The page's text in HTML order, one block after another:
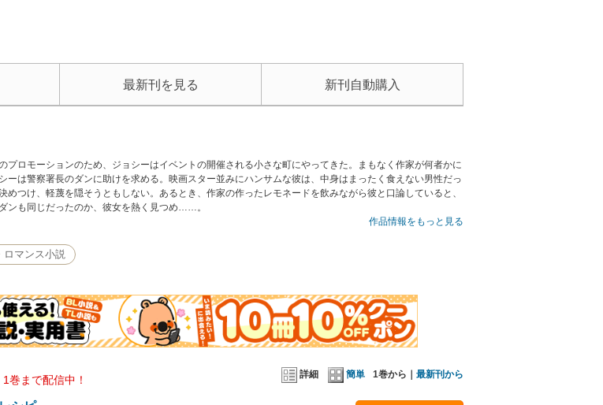
最新刊を見る 新刊自動購入
プロモーションのため、ジョシーはイベントの開催される小さな町にやってきた。まもなく作家が何者かに
ーは警察署長のダンに助けを求める。映画スター並みにハンサムな彼は、中身はまったく食えない男性だっ
めつけ、軽蔑を隠そうともしない。あるとき、作家の作ったレモネードを飲みながら彼と口論していると、
ンも同じだったのか、彼女を熱く見つめ……。
作品情報をもっと見る
ロマンス小説
詳細 簡単 1巻から｜ 最新刊から
1巻まで配信中！